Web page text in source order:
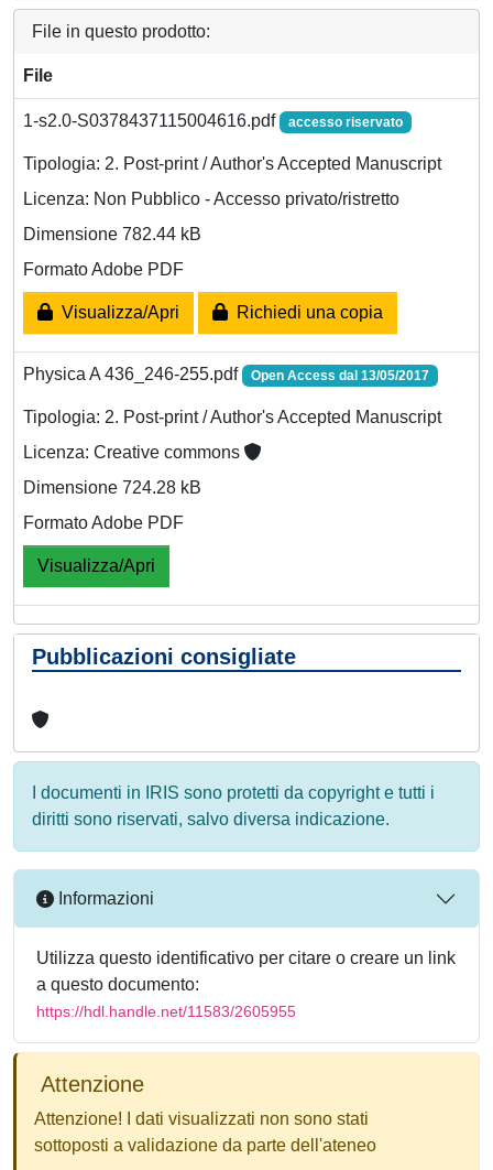
File in questo prodotto:
File
1-s2.0-S0378437115004616.pdf accesso riservato
Tipologia: 2. Post-print / Author's Accepted Manuscript
Licenza: Non Pubblico - Accesso privato/ristretto
Dimensione 782.44 kB
Formato Adobe PDF
Visualizza/Apri Richiedi una copia
Physica A 436_246-255.pdf Open Access dal 13/05/2017
Tipologia: 2. Post-print / Author's Accepted Manuscript
Licenza: Creative commons
Dimensione 724.28 kB
Formato Adobe PDF
Visualizza/Apri
Pubblicazioni consigliate
I documenti in IRIS sono protetti da copyright e tutti i
diritti sono riservati, salvo diversa indicazione.
Informazioni
Utilizza questo identificativo per citare o creare un link
a questo documento:
https://hdl.handle.net/11583/2605955
Attenzione
Attenzione! I dati visualizzati non sono stati
sottoposti a validazione da parte dell'ateneo